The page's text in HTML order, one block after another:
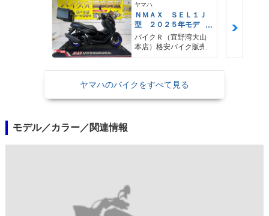
ヤマハ
ＮＭＡＸ ＳＥＬ１Ｊ
型 ２０２５年モデ
ル ＡＢＳ キーレ
ス リアキャリア リ
アＢＯＸ
バイクＲ（宜野湾大山
本店）格安バイク販売
ヤマハのバイクをすべて見る
モデル／カラー／関連情報